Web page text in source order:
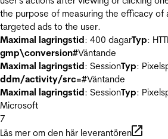
the purpose of measuring the efficacy of
targeted ads to the user.
Maximal lagringstid: 400 dagarTyp:
gmp\conversion#Väntande
Maximal lagringstid: SessionTyp:
ddm/activity/src=#Väntande
Maximal lagringstid: SessionTyp:
Microsoft
7
Läs mer om den här leverantören